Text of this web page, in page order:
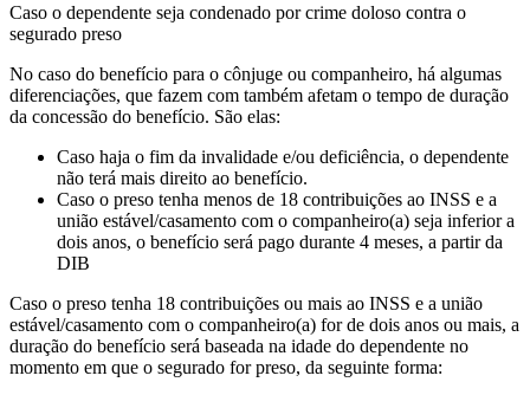
Caso o dependente seja condenado por crime doloso contra o
segurado preso
No caso do benefício para o cônjuge ou companheiro, há algumas
diferenciações, que fazem com também afetam o tempo de duração
da concessão do benefício. São elas:
Caso haja o fim da invalidade e/ou deficiência, o dependente
não terá mais direito ao benefício.
Caso o preso tenha menos de 18 contribuições ao INSS e a
união estável/casamento com o companheiro(a) seja inferior a
dois anos, o benefício será pago durante 4 meses, a partir da
DIB
Caso o preso tenha 18 contribuições ou mais ao INSS e a união
estável/casamento com o companheiro(a) for de dois anos ou mais, a
duração do benefício será baseada na idade do dependente no
momento em que o segurado for preso, da seguinte forma: